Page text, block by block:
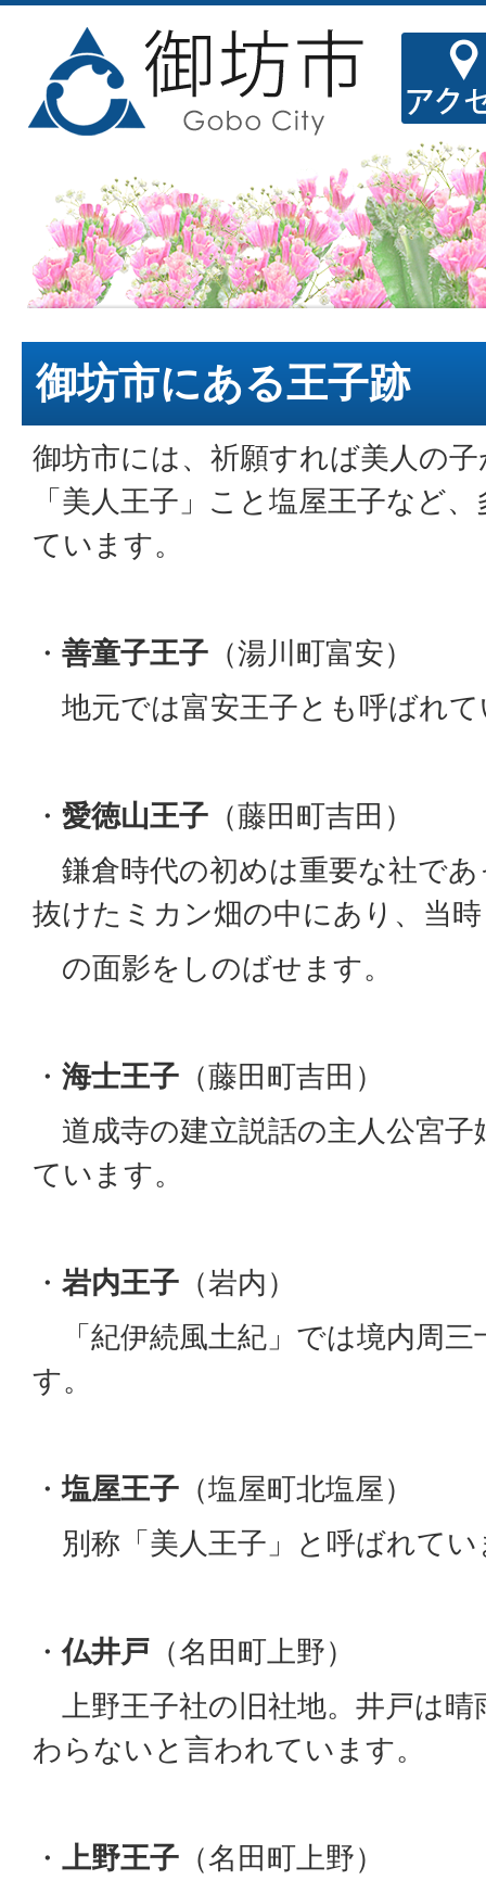
御坊市にある王子跡
御坊市には、祈願すれば美人の
「美人王子」こと塩屋王子など
ています。
・ 善童子王子 （湯川町富安）
地元では富安王子とも呼ばれ
・ 愛徳山王子 （藤田町吉田）
鎌倉時代の初めは重要な社で
抜けたミカン畑の中にあり
の面影をしのばせます。
・ 海士王子 （藤田町吉田）
道成寺の建立説話の主人公宮子
ています。
・ 岩内王子 （岩内）
「紀伊続風土紀」では境内周
す。
・塩屋王子 （塩屋町北塩屋）
別称「美人王子」と呼ばれてい
・仏井戸 （名田町上野）
上野王子社の旧社地。井戸は晴
わらないと言われています。
・ 上野王子 （名田町上野）